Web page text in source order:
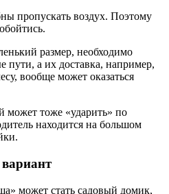
пропускать воздух. Поэтому
размер, необходимо
пути, а их доставка, например,
вообще может оказаться
может тоже «ударить» по
находится на большом
может стать садовый домик,